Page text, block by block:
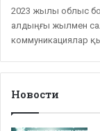
2023 жылы облыс
алдыңғы жылмен
коммуникациялар
Новости